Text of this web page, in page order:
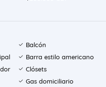
Balcón
Barra estilo americano
Clósets
Gas domiciliario